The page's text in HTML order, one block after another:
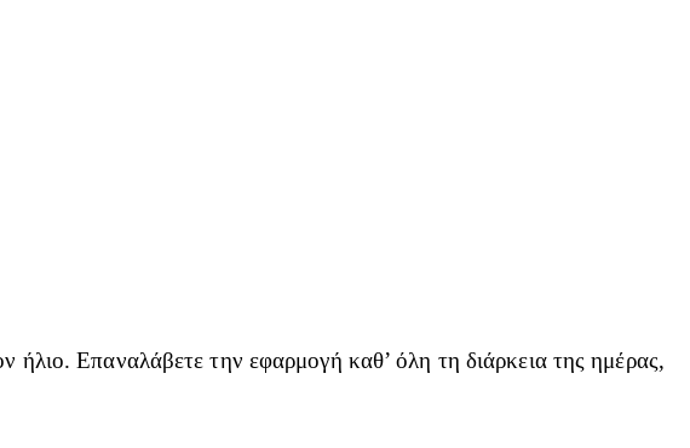
Επαναλάβετε την εφαρμογή καθ’ όλη τη διάρκεια της ημέρας,